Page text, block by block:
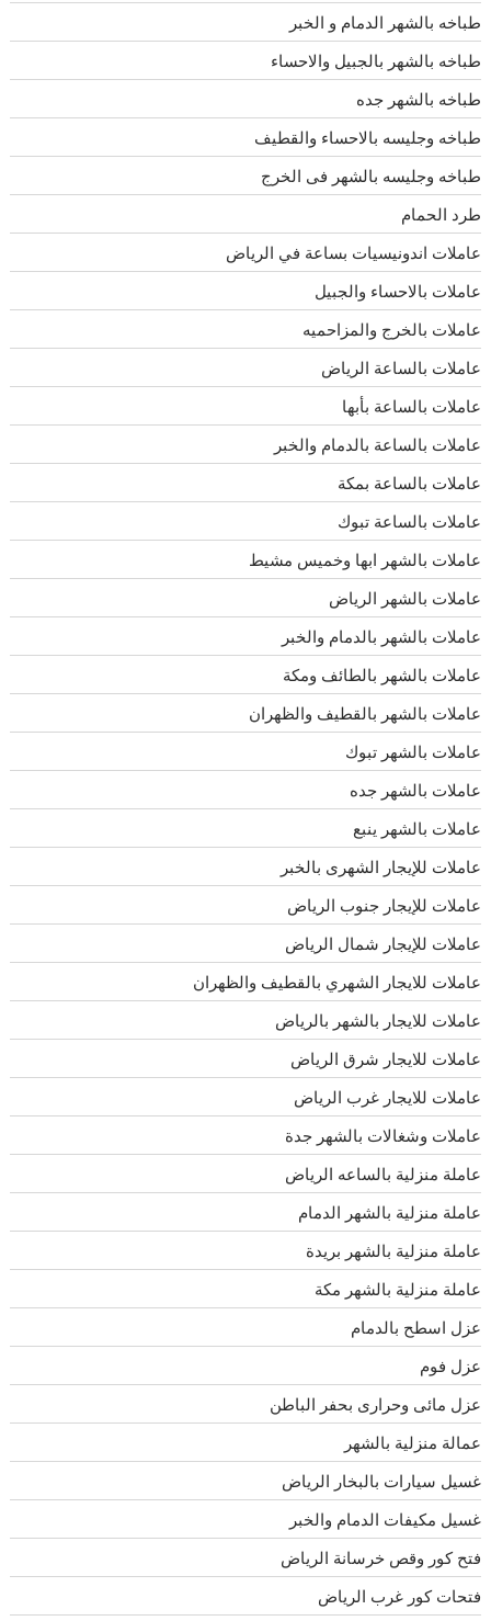
طباخه بالشهر الدمام و الخبر
طباخه بالشهر بالجبيل والاحساء
طباخه بالشهر جده
طباخه وجليسه بالاحساء والقطيف
طباخه وجليسه بالشهر فى الخرج
طرد الحمام
عاملات اندونيسيات بساعة في الرياض
عاملات بالاحساء والجبيل
عاملات بالخرج والمزاحميه
عاملات بالساعة الرياض
عاملات بالساعة بأبها
عاملات بالساعة بالدمام والخبر
عاملات بالساعة بمكة
عاملات بالساعة تبوك
عاملات بالشهر ابها وخميس مشيط
عاملات بالشهر الرياض
عاملات بالشهر بالدمام والخبر
عاملات بالشهر بالطائف ومكة
عاملات بالشهر بالقطيف والظهران
عاملات بالشهر تبوك
عاملات بالشهر جده
عاملات بالشهر ينبع
عاملات للإيجار الشهرى بالخبر
عاملات للإيجار جنوب الرياض
عاملات للإيجار شمال الرياض
عاملات للايجار الشهري بالقطيف والظهران
عاملات للايجار بالشهر بالرياض
عاملات للايجار شرق الرياض
عاملات للايجار غرب الرياض
عاملات وشغالات بالشهر جدة
عاملة منزلية بالساعه الرياض
عاملة منزلية بالشهر الدمام
عاملة منزلية بالشهر بريدة
عاملة منزلية بالشهر مكة
عزل اسطح بالدمام
عزل فوم
عزل مائى وحرارى بحفر الباطن
عمالة منزلية بالشهر
غسيل سيارات بالبخار الرياض
غسيل مكيفات الدمام والخبر
فتح كور وقص خرسانة الرياض
فتحات كور غرب الرياض